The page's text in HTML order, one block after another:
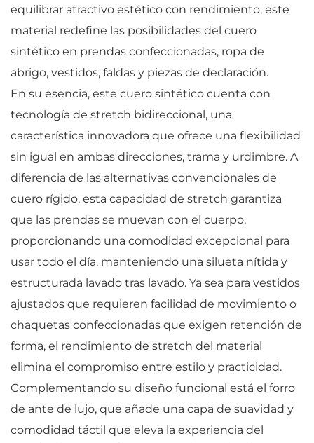
equilibrar atractivo estético con rendimiento, este
material redefine las posibilidades del cuero
sintético en prendas confeccionadas, ropa de
abrigo, vestidos, faldas y piezas de declaración.
En su esencia, este cuero sintético cuenta con
tecnología de stretch bidireccional, una
característica innovadora que ofrece una flexibilidad
sin igual en ambas direcciones, trama y urdimbre. A
diferencia de las alternativas convencionales de
cuero rígido, esta capacidad de stretch garantiza
que las prendas se muevan con el cuerpo,
proporcionando una comodidad excepcional para
usar todo el día, manteniendo una silueta nítida y
estructurada lavado tras lavado. Ya sea para vestidos
ajustados que requieren facilidad de movimiento o
chaquetas confeccionadas que exigen retención de
forma, el rendimiento de stretch del material
elimina el compromiso entre estilo y practicidad.
Complementando su diseño funcional está el forro
de ante de lujo, que añade una capa de suavidad y
comodidad táctil que eleva la experiencia del